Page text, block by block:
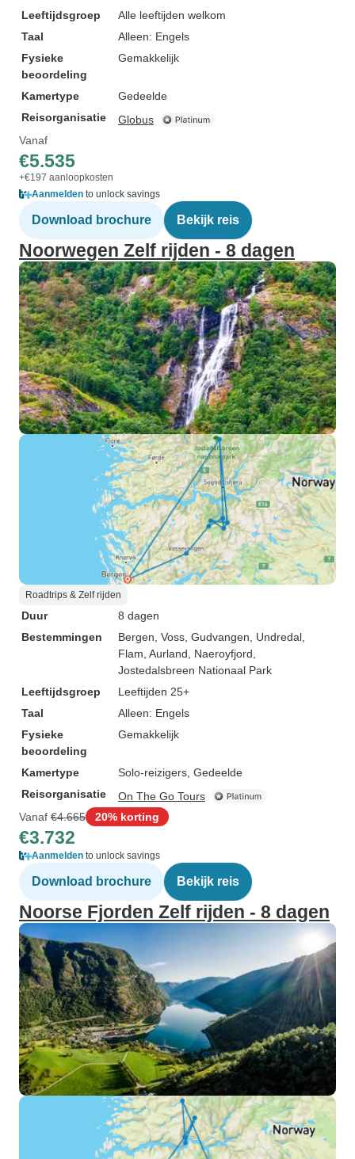
Leeftijdsgroep
Alle leeftijden welkom
Taal
Alleen: Engels
Fysieke
beoordeling
Gemakkelijk
Kamertype
Gedeelde
Reisorganisatie
Globus
Vanaf
€5.535
+€197 aanloopkosten
Aanmelden to unlock savings
Download brochure Bekijk reis
Noorwegen Zelf rijden - 8 dagen
Roadtrips & Zelf rijden
Duur
8 dagen
Bestemmingen
Bergen , Voss , Gudvangen , Undredal
Flam , Aurland , Naeroyfjord
Jostedalsbreen Nationaal Park
Leeftijdsgroep
Leeftijden 25+
Taal
Alleen: Engels
Fysieke
beoordeling
Gemakkelijk
Kamertype
Solo-reizigers, Gedeelde
Reisorganisatie
On The Go Tours
Vanaf €4.665 20% korting
€3.732
Aanmelden to unlock savings
Download brochure Bekijk reis
Noorse Fjorden Zelf rijden - 8 dagen